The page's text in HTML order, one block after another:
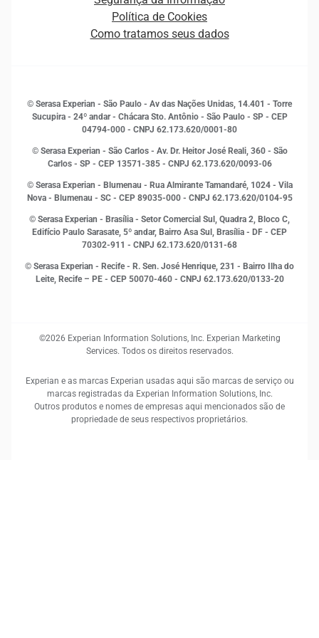
Empreendedorismo
Estudos e Pesquisas
Inovação e Tecnologia
Leis e impostos
Marketing
Open Finance
Proteção de Dados
Sustentabilidade Corporativa
Sala de Imprensa
Política de Cookies
Como tratamos seus dados
© Serasa Experian - São Paulo - Av das Nações Unidas, 14.401 - Torre
Sucupira - 24º andar - Chácara Sto. Antônio - São Paulo - SP - CEP
04794-000 - CNPJ 62.173.620/0001-80
© Serasa Experian - São Carlos - Av. Dr. Heitor José Reali, 360 - São
Carlos - SP - CEP 13571-385 - CNPJ 62.173.620/0093-06
© Serasa Experian - Blumenau - Rua Almirante Tamandaré, 1024 - Vila
Nova - Blumenau - SC - CEP 89035-000 - CNPJ 62.173.620/0104-95
© Serasa Experian - Brasília - Setor Comercial Sul, Quadra 2, Bloco C,
Edifício Paulo Sarasate, 5º andar, Bairro Asa Sul, Brasília - DF - CEP
70302-911 - CNPJ 62.173.620/0131-68
© Serasa Experian - Recife - R. Sen. José Henrique, 231 - Bairro Ilha do
Leite, Recife – PE - CEP 50070-460 - CNPJ 62.173.620/0133-20
©2026 Experian Information Solutions, Inc. Experian Marketing
Services. Todos os direitos reservados.
Experian e as marcas Experian usadas aqui são marcas de serviço ou
marcas registradas da Experian Information Solutions, Inc.
Outros produtos e nomes de empresas aqui mencionados são de
propriedade de seus respectivos proprietários.